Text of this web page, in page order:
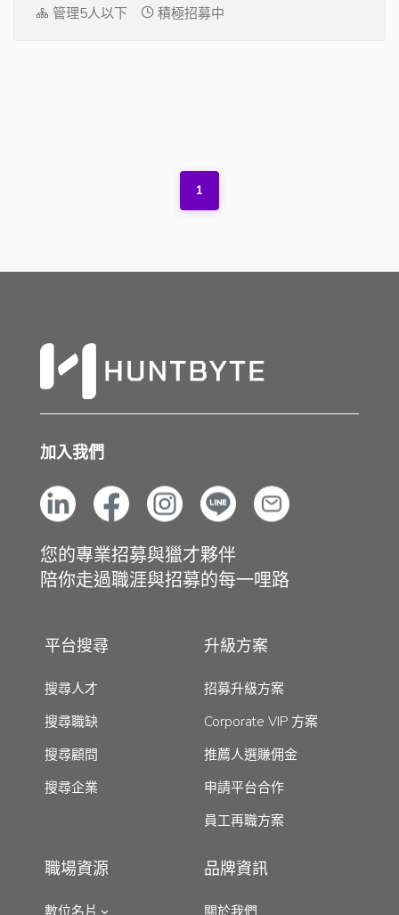
管理5人以下 積極招募中
1
加入我們
您的專業招募與獵才夥伴
陪你走過職涯與招募的每一哩路
平台搜尋
搜尋人才
搜尋職缺
搜尋顧問
搜尋企業
升級方案
招募升級方案
Corporate VIP 方案
推薦人選賺佣金
申請平台合作
員工再職方案
職場資源
數位名片
品牌資訊
關於我們